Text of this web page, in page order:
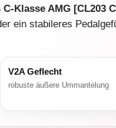
C-Klasse AMG [CL203
ein stabileres
V2A Geflecht
robuste äußere Ummantelung